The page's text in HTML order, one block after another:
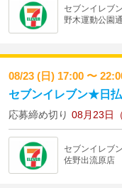
セブンイレブン
野木運動公園
08/23 (日) 17:00 〜
セブンイレブン★日
応募締め切り 08月23日
セブンイレブン
佐野出流原店